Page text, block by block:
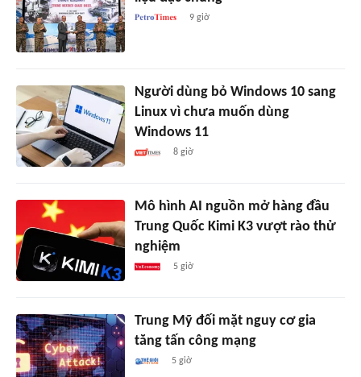
9 giờ
Người dùng bỏ Windows 10 sang
Linux vì chưa muốn dùng
Windows 11
8 giờ
Mô hình AI nguồn mở hàng đầu
Trung Quốc Kimi K3 vượt rào thử
nghiệm
5 giờ
Trung Mỹ đối mặt nguy cơ gia
tăng tấn công mạng
5 giờ